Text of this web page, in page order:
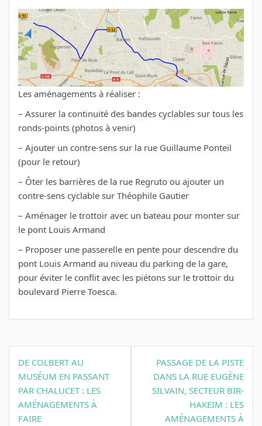
Les aménagements à réaliser :
– Assurer la continuité des bandes cyclables sur tous les
ronds-points (photos à venir)
– Ajouter un contre-sens sur la rue Guillaume Ponteil
(pour le retour)
– Ôter les barrières de la rue Regruto ou ajouter un
contre-sens cyclable sur Théophile Gautier
– Aménager le trottoir avec un bateau pour monter sur
le pont Louis Armand
– Proposer une passerelle en pente pour descendre du
pont Louis Armand au niveau du parking de la gare,
pour éviter le conflit avec les piétons sur le trottoir du
boulevard Pierre Toesca.
Navigation
de
l’article
DE COLBERT AU
MUSÉUM EN PASSANT
PAR CHALUCET : LES
AMÉNAGEMENTS À
FAIRE
PASSAGE DE LA PISTE
DANS LA RUE EUGÈNE
SILVAIN, SECTEUR BIR-
HAKEIM : LES
AMÉNAGEMENTS À